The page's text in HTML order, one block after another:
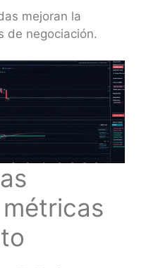
mejoran la
de negociación.